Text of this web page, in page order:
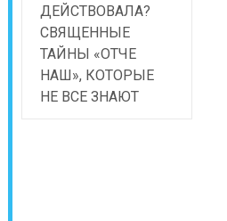
ДЕЙСТВОВАЛА?
СВЯЩЕННЫЕ
ТАЙНЫ «ОТЧЕ
НАШ», КОТОРЫЕ
НЕ ВСЕ ЗНАЮТ